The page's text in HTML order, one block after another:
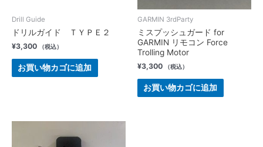
Drill Guide
ドリルガイド ＴＹＰＥ２
¥3,300 （税込）
お買い物カゴに追加
GARMIN 3rdParty
ミスプッシュガード for
GARMIN リモコン Force
Trolling Motor
¥3,300 （税込）
お買い物カゴに追加